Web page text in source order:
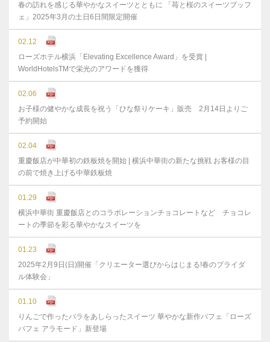
春の訪れを感じる華やかなスイーツとともに 「苺と桜のスイーツブッフ
ェ」2025年3月の土日6日間限定開催
02.12
ローズホテル横浜「Elevating Excellence Award」を受賞 |
WorldHotelsTMで栄光のアワードを獲得
02.06
お子様の健やかな成⻑を祝う「ひな祭りケーキ」販売 2月14日よりご
予約開始
02.04
重慶飯店が中華初の鉄板焼を開始 | 横浜中華街の新たな挑戦 お客様の目
の前で焼き上げる中華鉄板焼
01.29
横浜中華街 重慶飯店とのコラボレーションチョコレートなど チョコレ
ートの季節を彩る華やかなスイーツを
01.23
2025年2月9日(日)開催「クリエーター選びからはじまる!春のブライダ
ル体験会」
01.10
りんごで作ったバラをあしらったスイーツ 華やかな新作パフェ「ローズ
パフェ アラモード」新登場